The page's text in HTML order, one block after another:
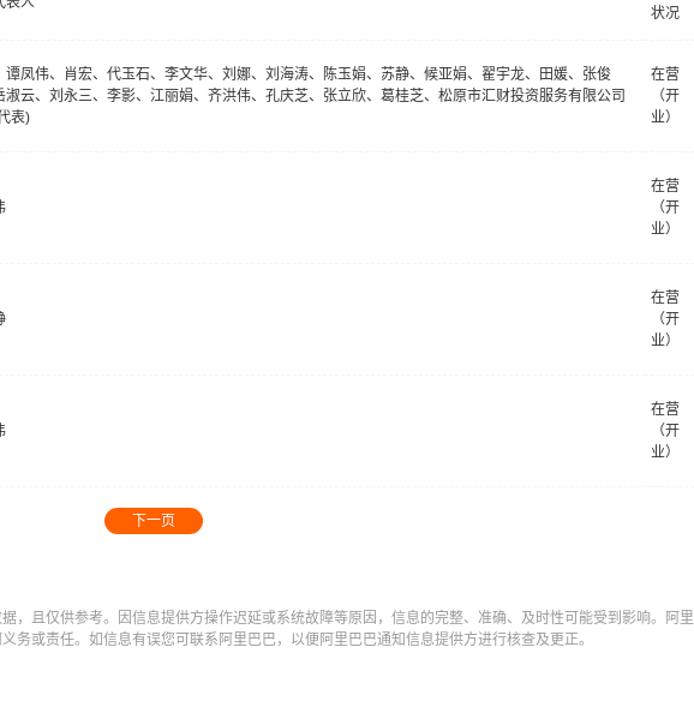
状况
谭凤伟、肖宏、代玉石、李文华、刘娜、刘海涛、陈玉娟、苏静、候亚娟、翟宇龙、田媛、张俊
淑云、刘永三、李影、江丽娟、齐洪伟、孔庆芝、张立欣、葛桂芝、松原市汇财投资服务有限公司
表)
在营
（开
业）
在营
（开
业）
在营
（开
业）
在营
（开
业）
下一页
，且仅供参考。因信息提供方操作迟延或系统故障等原因，信息的完整、准确、及时性可能受到影响。阿里
务或责任。如信息有误您可联系阿里巴巴，以便阿里巴巴通知信息提供方进行核查及更正。